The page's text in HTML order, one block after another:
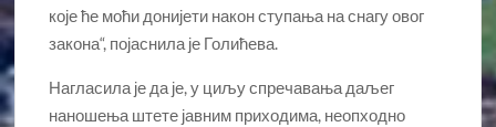
које ће моћи донијети након ступања на снагу овог
закона“, појаснила је Голићева.
Нагласила је да је, у циљу спречавања даљег
наношења штете јавним приходима, неопходно